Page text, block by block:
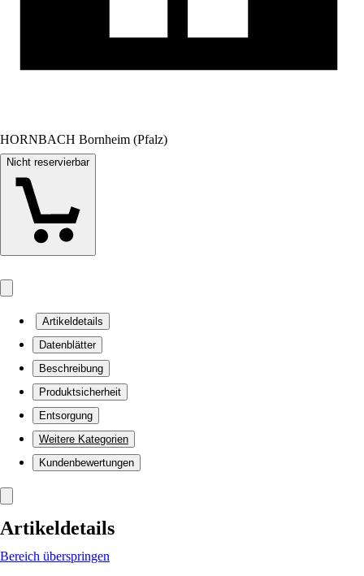
HORNBACH Bornheim (Pfalz)
Nicht reservierbar
Artikeldetails
Datenblätter
Beschreibung
Produktsicherheit
Entsorgung
Weitere Kategorien
Kundenbewertungen
Artikeldetails
Bereich überspringen